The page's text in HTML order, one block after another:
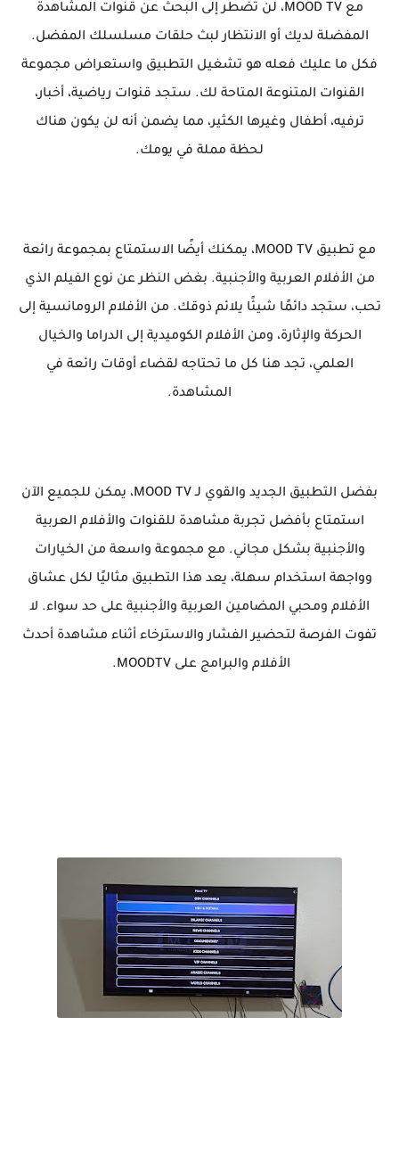
مع MOOD TV، لن تضطر إلى البحث عن قنوات المشاهدة
المفضلة لديك أو الانتظار لبث حلقات مسلسلك المفضل.
فكل ما عليك فعله هو تشغيل التطبيق واستعراض مجموعة
القنوات المتنوعة المتاحة لك. ستجد قنوات رياضية، أخبار،
ترفيه، أطفال وغيرها الكثير، مما يضمن أنه لن يكون هناك
لحظة مملة في يومك.
مع تطبيق MOOD TV، يمكنك أيضًا الاستمتاع بمجموعة رائعة
من الأفلام العربية والأجنبية. بغض النظر عن نوع الفيلم الذي
تحب، ستجد دائمًا شيئًا يلائم ذوقك. من الأفلام الرومانسية إلى
الحركة والإثارة، ومن الأفلام الكوميدية إلى الدراما والخيال
العلمي، تجد هنا كل ما تحتاجه لقضاء أوقات رائعة في
المشاهدة.
بفضل التطبيق الجديد والقوي لـ MOOD TV، يمكن للجميع الآن
استمتاع بأفضل تجربة مشاهدة للقنوات والأفلام العربية
والأجنبية بشكل مجاني. مع مجموعة واسعة من الخيارات
وواجهة استخدام سهلة، يعد هذا التطبيق مثاليًا لكل عشاق
الأفلام ومحبي المضامين العربية والأجنبية على حد سواء. لا
تفوت الفرصة لتحضير الفشار والاسترخاء أثناء مشاهدة أحدث
الأفلام والبرامج على MOODTV.